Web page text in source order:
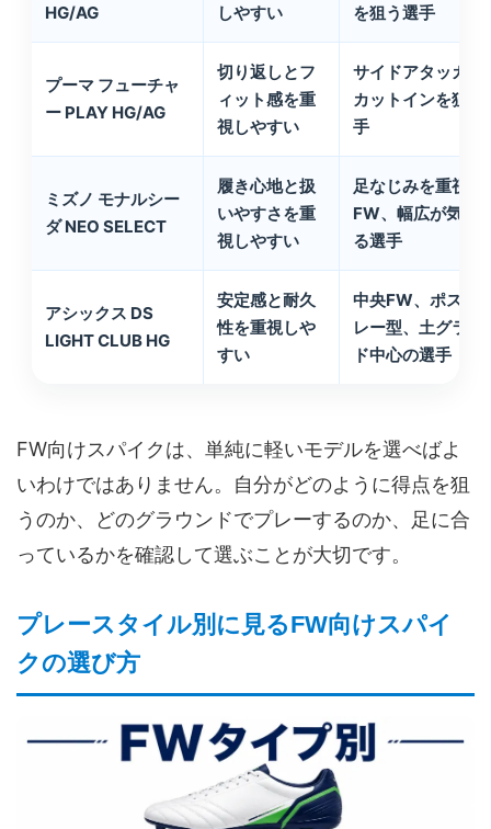
HG/AG
しやすい
を狙う選手
プーマ フューチャ
ー PLAY HG/AG
切り返しとフ
ィット感を重
視しやすい
サイドアタッカー
カットインを狙う
手
ミズノ モナルシー
ダ NEO SELECT
履き心地と扱
いやすさを重
視しやすい
足なじみを重視す
FW、幅広が気に
る選手
アシックス DS
LIGHT CLUB HG
安定感と耐久
性を重視しや
すい
中央FW、ポスト
レー型、土グラウ
ド中心の選手
FW向けスパイクは、単純に軽いモデルを選べばよ
いわけではありません。自分がどのように得点を狙
うのか、どのグラウンドでプレーするのか、足に合
っているかを確認して選ぶことが大切です。
プレースタイル別に見るFW向けスパイ
クの選び方